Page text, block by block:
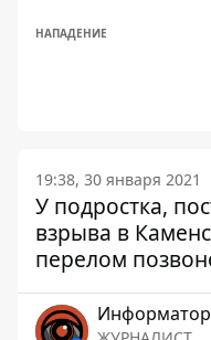
НАПАДЕНИЕ
19:38, 30 января 2021
У подростка,
взрыва в
перелом